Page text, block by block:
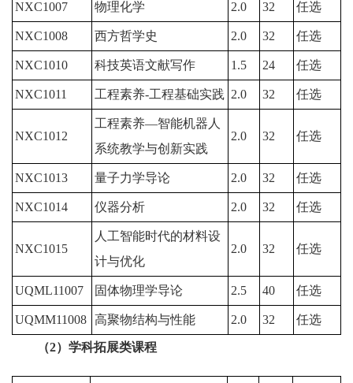
NXC1007 物理化学 2.0 32 任选
NXC1008 西方哲学史 2.0 32 任选
NXC1010 科技英语文献写作 1.5 24 任选
NXC1011 工程素养-工程基础实践 2.0 32 任选
NXC1012
工程素养—智能机器人
系统教学与创新实践
2.0 32 任选
NXC1013 量子力学导论 2.0 32 任选
NXC1014 仪器分析 2.0 32 任选
NXC1015
人工智能时代的材料设
计与优化
2.0 32 任选
UQML11007 固体物理学导论 2.5 40 任选
UQMM11008 高聚物结构与性能 2.0 32 任选
（2）学科拓展类课程